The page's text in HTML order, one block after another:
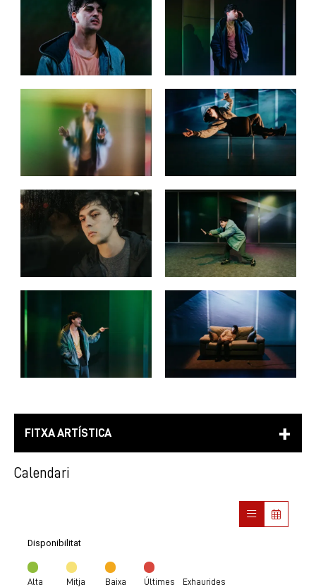
FITXA ARTÍSTICA
Calendari
Disponibilitat
Alta Mitja Baixa
Últimes
Exhaurides